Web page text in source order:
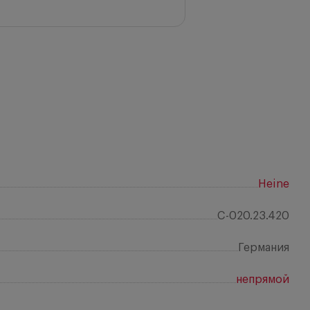
Heine
C-020.23.420
Германия
непрямой